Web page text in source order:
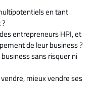
en tant
entrepreneurs HPI, et
de leur business ?
sans risquer ni
mieux vendre ses